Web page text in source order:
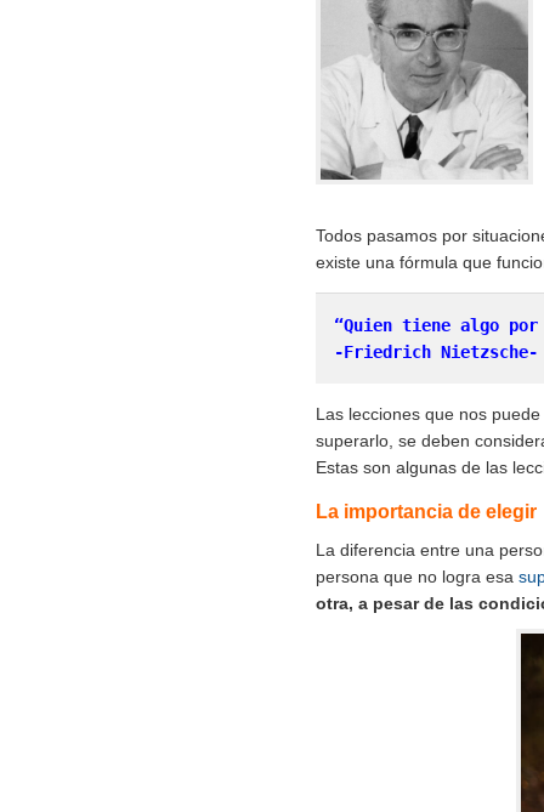
Todos pasamos por
existe una fórmula que
“Quien tiene algo
-Friedrich Nietzsche-
Las lecciones que nos
superarlo, se deben
Estas son algunas de las
La importancia de elegir
La diferencia entre una
persona que no logra esa
otra, a pesar de las